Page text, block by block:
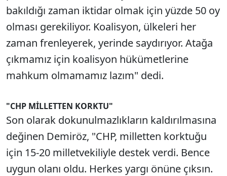
bakıldığı zaman iktidar olmak için yüzde 50 oy
olması gerekiliyor. Koalisyon, ülkeleri her
zaman frenleyerek, yerinde saydırıyor. Atağa
çıkmamız için koalisyon hükümetlerine
mahkum olmamamız lazım" dedi.
"CHP MİLLETTEN KORKTU"
Son olarak dokunulmazlıkların kaldırılmasına
değinen Demiröz, "CHP, milletten korktuğu
için 15-20 milletvekiliyle destek verdi. Bence
uygun olanı oldu. Herkes yargı önüne çıksın.